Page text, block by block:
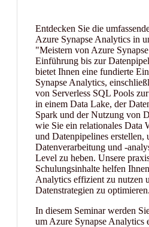
Entdecken Sie die
Azure Synapse Analytics in
"Meistern von Azure
Einführung bis zur
bietet Ihnen eine fundierte
Synapse Analytics,
von Serverless SQL Pools
in einem Data Lake, der
Spark und der Nutzung von
wie Sie ein relationales Data
und Datenpipelines erstellen,
Datenverarbeitung und -
Level zu heben. Unsere
Schulungsinhalte helfen
Analytics effizient zu nutzen
Datenstrategien zu optimieren.
In diesem Seminar werden
um Azure Synapse Analytics